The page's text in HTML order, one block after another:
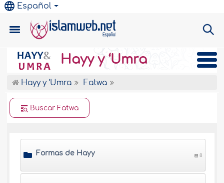
Español
Hayy y ‘Umra
Hayy y ‘Umra Fatwa
Buscar Fatwa
Formas de Hayy 8